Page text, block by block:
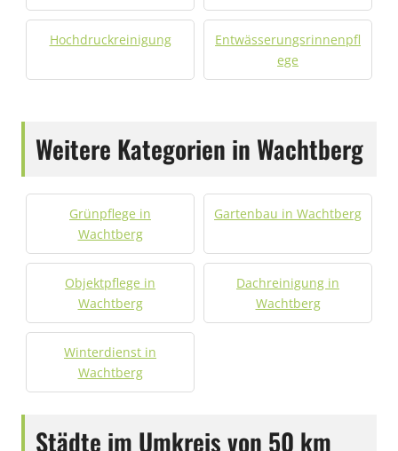
Hochdruckreinigung
Entwässerungsrinnenpfl
ege
Weitere Kategorien in Wachtberg
Grünpflege in
Wachtberg
Gartenbau in Wachtberg
Objektpflege in
Wachtberg
Dachreinigung in
Wachtberg
Winterdienst in
Wachtberg
Städte im Umkreis von 50 km